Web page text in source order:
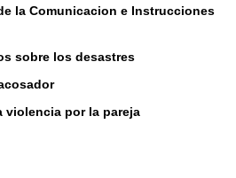
la Comunicacion e Instrucciones
sobre los desastres
violencia por la pareja